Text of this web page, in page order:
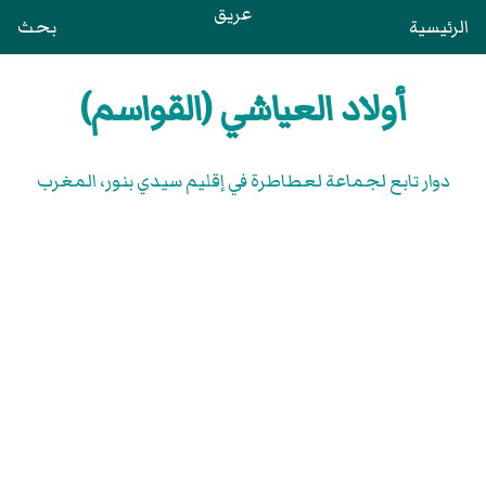
الرئيسية عريق بحث
أولاد العياشي (القواسم)
دوار تابع لجماعة لعطاطرة في إقليم سيدي بنور، المغرب